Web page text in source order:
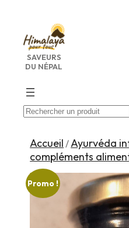
contenu
SAVEURS
DU NÉPAL
Recherche
Accueil /Ayurvéda
compléments
Promo !